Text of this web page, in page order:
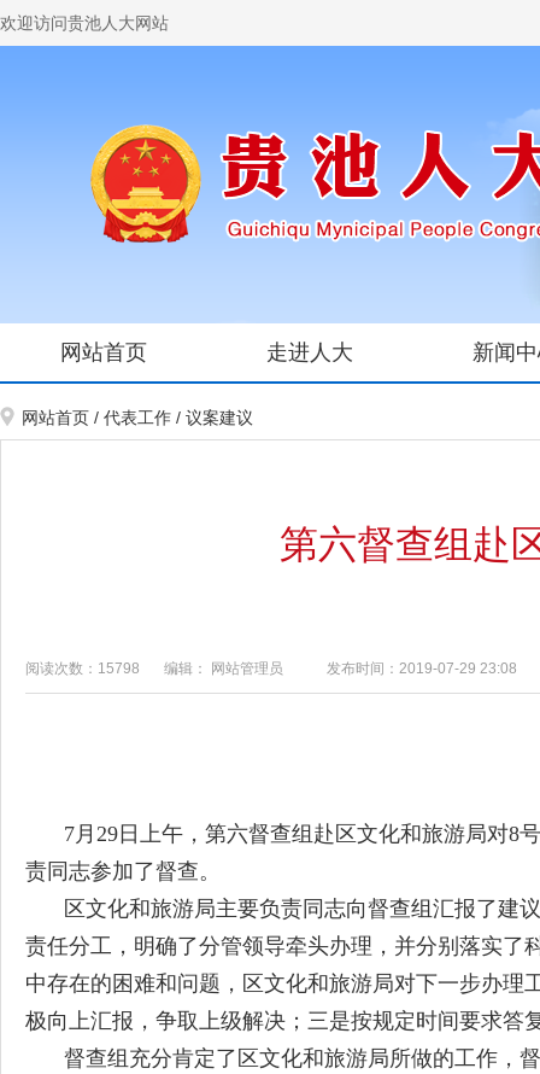
欢迎访问贵池人大网站
网站首页 走进人大 新闻
网站首页 / 代表工作 / 议案建议
第六督查组赴
阅读次数：15798 编辑： 网站管理员 发布时间：2019-07-29 23:08
7月29日上午，第六督查组赴区文化和旅游局对8
责同志参加了督查。
区文化和旅游局主要负责同志向督查组汇报了建
责任分工，明确了分管领导牵头办理，并分别落实
中存在的困难和问题，区文化和旅游局对下一步办
极向上汇报，争取上级解决；三是按规定时间要求答
督查组充分肯定了区文化和旅游局所做的工作，